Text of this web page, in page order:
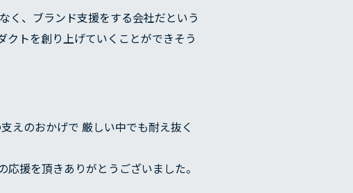
く、ブランド支援をする会社だという
トを創り上げていくことができそう
えのおかげで 厳しい中でも耐え抜く
援を頂きありがとうございました。